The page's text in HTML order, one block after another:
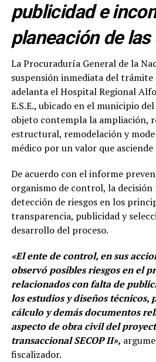
publicidad e
planeación de las
La Procuraduría General de la
suspensión inmediata del
adelanta el Hospital Regional
E.S.E., ubicado en el municipio
objeto contempla la ampliación,
estructural, remodelación y
médico por un valor que
De acuerdo con el informe
organismo de control, la decisión
detección de riesgos en los
transparencia, publicidad y
desarrollo del proceso.
«El ente de control, en sus
observó posibles riesgos en el
relacionados con falta de
los estudios y diseños técnicos,
cálculo y demás documentos
aspecto de obra civil del
transaccional SECOP II»,
fiscalizador.